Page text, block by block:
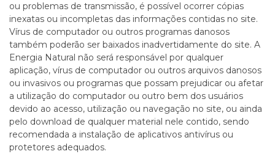
ou problemas de transmissão, é possível ocorrer cópias
inexatas ou incompletas das informações contidas no site.
Vírus de computador ou outros programas danosos
também poderão ser baixados inadvertidamente do site. A
Energia Natural não será responsável por qualquer
aplicação, vírus de computador ou outros arquivos danosos
ou invasivos ou programas que possam prejudicar ou afetar
a utilização do computador ou outro bem dos usuários
devido ao acesso, utilização ou navegação no site, ou ainda
pelo download de qualquer material nele contido, sendo
recomendada a instalação de aplicativos antivírus ou
protetores adequados.